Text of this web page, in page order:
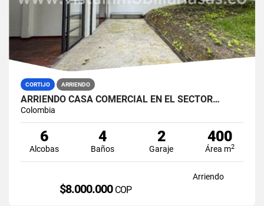
CORTIJO ARRIENDO
ARRIENDO CASA COMERCIAL EN EL SECTOR…
Colombia
6
Alcobas
4
Baños
2
Garaje
400
Área m2
Arriendo
$8.000.000 COP